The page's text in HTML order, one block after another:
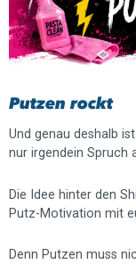
Putzen rockt
Und genau deshalb
nur irgendein Spruch
Die Idee hinter den
Putz-Motivation mit
Denn Putzen muss